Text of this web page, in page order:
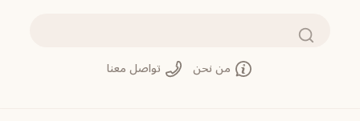
بحث
من نحن تواصل معنا